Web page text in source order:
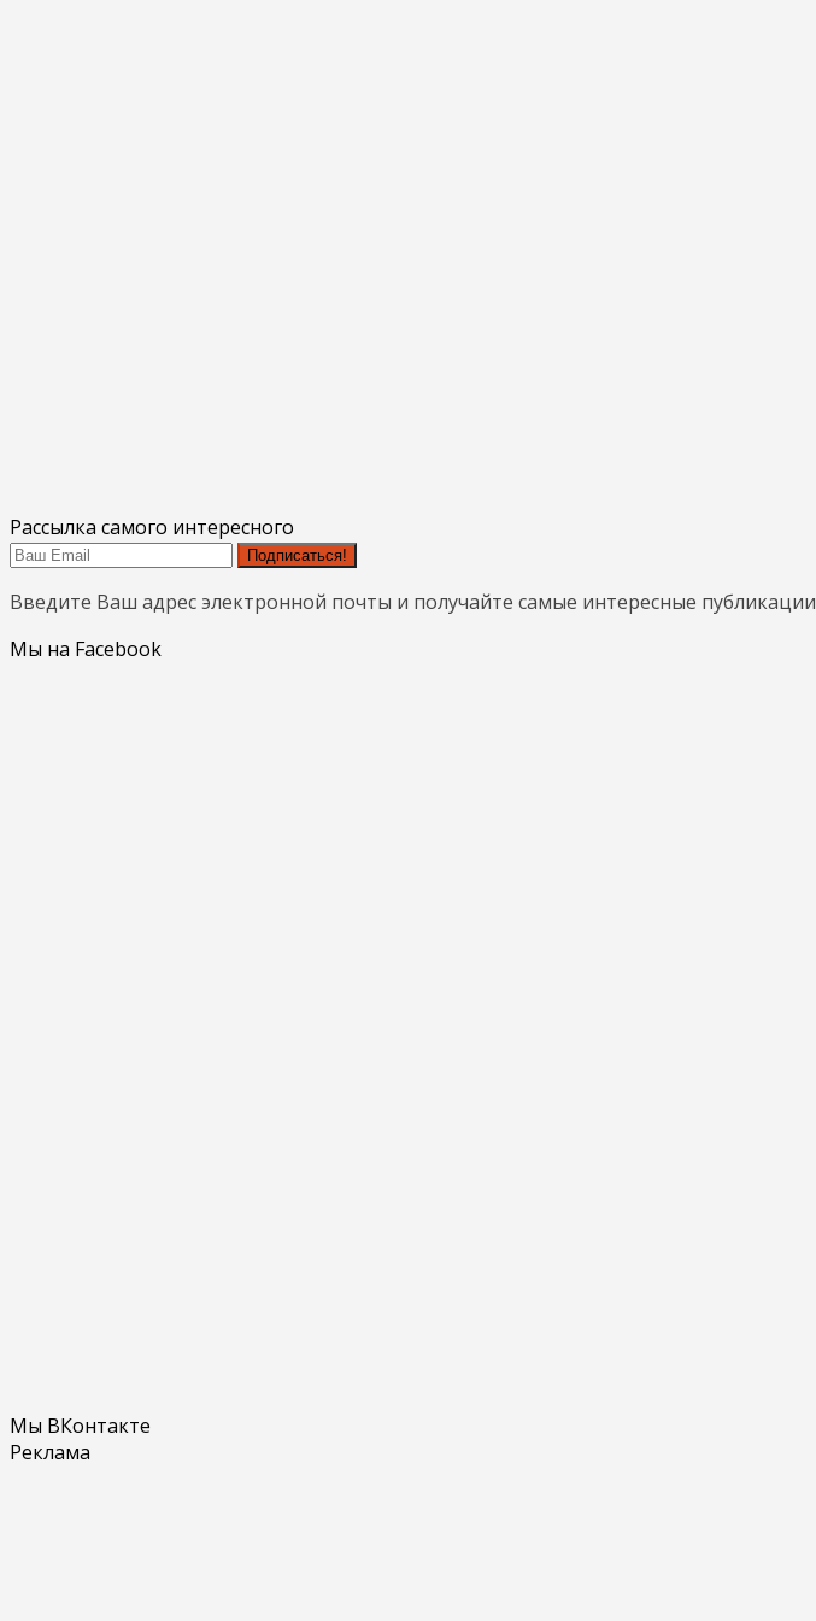
Рассылка самого интересного
Подписаться!
Введите Ваш адрес электронной почты и получайте самые интересные публикации
Мы на Facebook
Мы ВКонтакте
Реклама